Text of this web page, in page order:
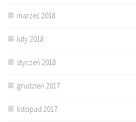
marzec 2018
luty 2018
styczeń 2018
grudzień 2017
listopad 2017